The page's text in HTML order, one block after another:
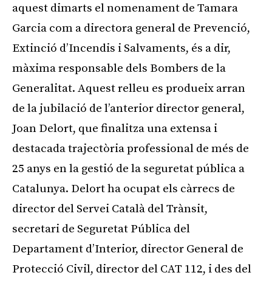
aquest dimarts el nomenament de Tamara
Garcia com a directora general de Prevenció,
Extinció d’Incendis i Salvaments, és a dir,
màxima responsable dels Bombers de la
Generalitat. Aquest relleu es produeix arran
de la jubilació de l’anterior director general,
Joan Delort, que finalitza una extensa i
destacada trajectòria professional de més de
25 anys en la gestió de la seguretat pública a
Catalunya. Delort ha ocupat els càrrecs de
director del Servei Català del Trànsit,
secretari de Seguretat Pública del
Departament d’Interior, director General de
Protecció Civil, director del CAT 112, i des del